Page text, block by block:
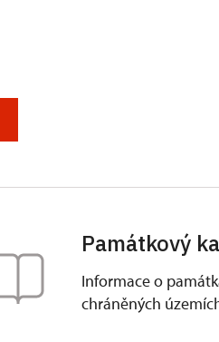
Památkový
Informace o
chráněných